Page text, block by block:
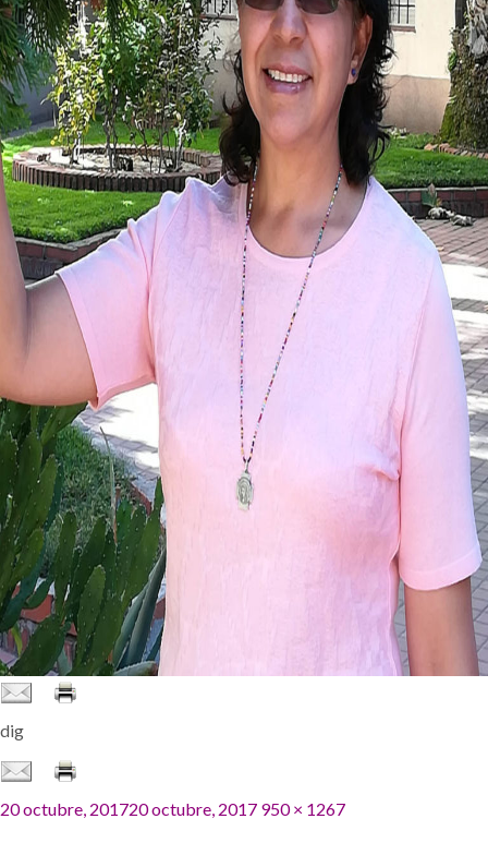
dig
Publicado
20 octubre, 201720 octubre, 2017 Tamaño
950 × 1267